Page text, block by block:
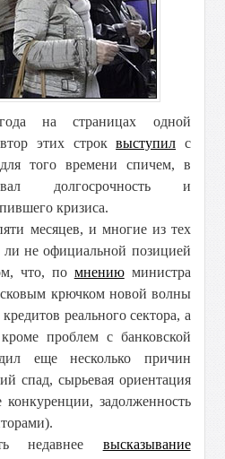
на страницах одной
этих строквыступил с
того времени спичем, в
долгосрочность и
кризиса.
месяцев, и многие из тех
ли не официальной позицией
что, по мнениюминистра
крючком новой волны
реального сектора, а
проблем с банковской
еще несколько причин
спад, сырьевая ориентация
конкуренции, задолженность
недавнее высказывание